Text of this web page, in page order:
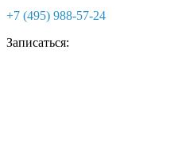
+7 (495) 988-57-24
Записаться: